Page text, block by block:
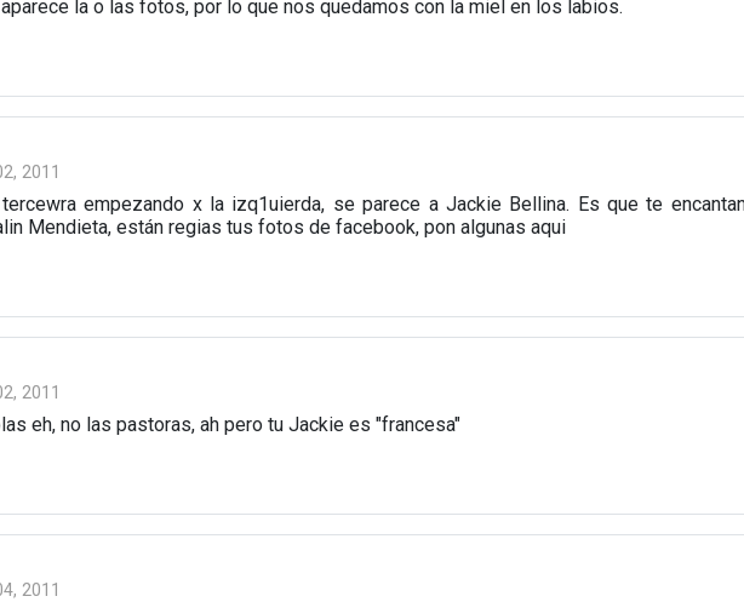
la o las fotos, por lo que nos quedamos con la miel en los labios.
2011
empezando x la izq1uierda, se parece a Jackie Bellina. Es que te
Mendieta, están regias tus fotos de facebook, pon algunas aqui
2011
eh, no las pastoras, ah pero tu Jackie es "francesa"
2011